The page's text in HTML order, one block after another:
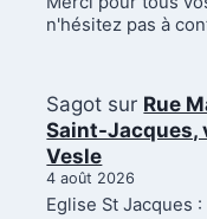
n'hésitez pas à
Sagot sur Rue
Saint-Jacques,
Vesle
4 août 2026
Eglise St Jacques